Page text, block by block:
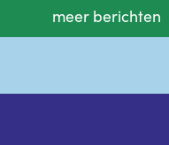
meer berichten